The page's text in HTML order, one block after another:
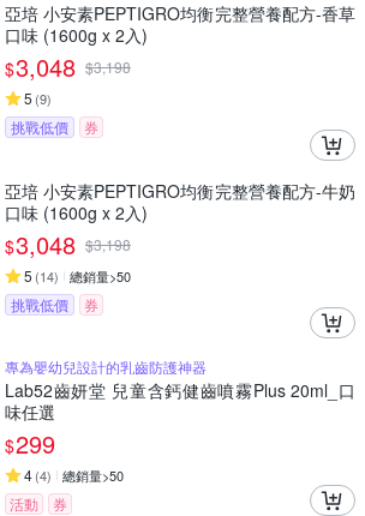
亞培 小安素PEPTIGRO均衡完整營養配方-香草
口味 (1600g x 2入)
$3,048 $3,198
5 (9)
挑戰低價 券
亞培 小安素PEPTIGRO均衡完整營養配方-牛奶
口味 (1600g x 2入)
$3,048 $3,198
5 (14) 總銷量>50
挑戰低價 券
專為嬰幼兒設計的乳齒防護神器
Lab52齒妍堂 兒童含鈣健齒噴霧Plus 20ml_口
味任選
$299
4(4) 總銷量>50
活動
券